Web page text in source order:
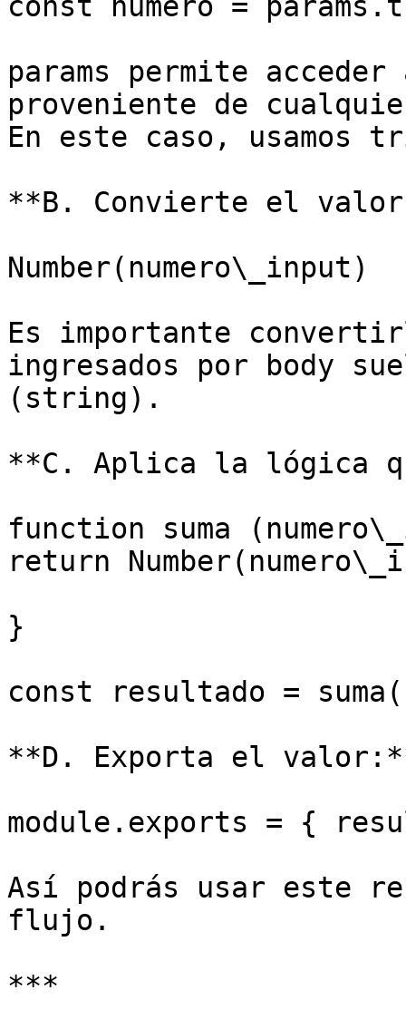
params permite
proveniente de
En este caso, usamos
**B. Convierte el valor
Number(numero\_input)
Es importante
ingresados por body
(string).
**C. Aplica la lógica
function suma
return
}
const resultado =
**D. Exporta el
module.exports = {
Así podrás usar este
flujo.
***